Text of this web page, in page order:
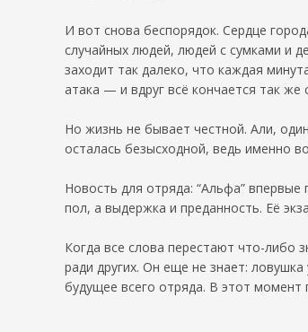
И вот снова беспорядок. Сердце
случайных людей, людей с сумками и
заходит так далеко, что каждая
атака — и вдруг всё кончается так
Но жизнь не бывает честной. Али,
осталась безысходной, ведь именно
Новость для отряда: “Альфа”
пол, а выдержка и преданность. Её
Когда все слова перестают что-либо
ради других. Он еще не знает:
будущее всего отряда. В этот